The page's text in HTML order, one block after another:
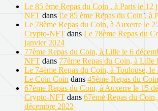
Le 85 ème Repas du Coin , à Paris le
NFT dans Le 85 ème Repas du Coin , à
Le 78ème Repas du Coin, à Auxerre le
Crypto-NFT dans Le 78ème Repas du
janvier 2024
77ème Repas du Coin, à Lille le 6
NFT dans 77ème Repas du Coin, à Lille
Le 74ème Repas du Coin, à Toulouse,
Le Coin Coin dans 45ème Repas du
67ème Repas du Coin, à Auxerre le 15
Crypto-NFT dans 67ème Repas du
décembre 2022